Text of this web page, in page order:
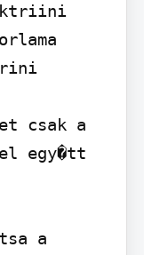
csak a
egy�tt
a